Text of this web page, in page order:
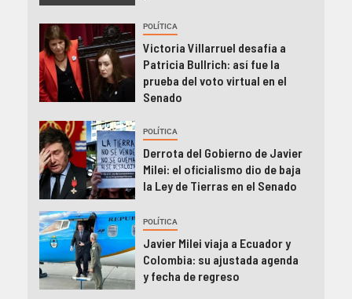
POLÍTICA
Victoria Villarruel desafía a
Patricia Bullrich: así fue la
prueba del voto virtual en el
Senado
POLÍTICA
Derrota del Gobierno de Javier
Milei: el oficialismo dio de baja
la Ley de Tierras en el Senado
POLÍTICA
Javier Milei viaja a Ecuador y
Colombia: su ajustada agenda
y fecha de regreso